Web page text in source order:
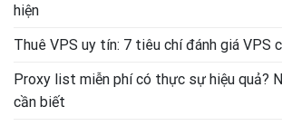
hiện
Thuê VPS uy tín: 7 tiêu chí đánh giá VPS
Proxy list miễn phí có thực sự hiệu quả?
cần biết